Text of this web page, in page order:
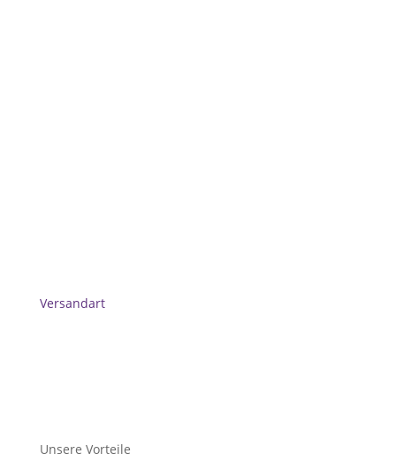
Versandart
Unsere Vorteile